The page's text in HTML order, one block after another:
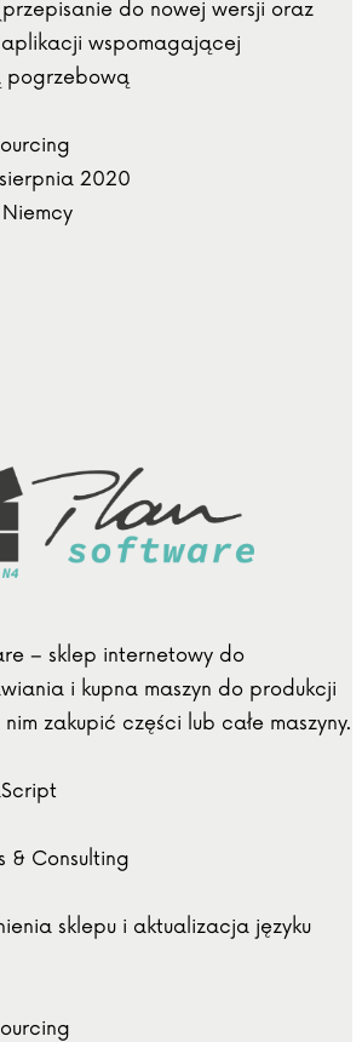
do nowej wersji oraz
aplikacji wspomagającej
pogrzebową
2020
– sklep internetowy do
i kupna maszyn do produkcji
zakupić części lub całe maszyny.
& Consulting
sklepu i aktualizacja języku